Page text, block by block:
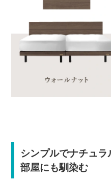
シンプルでナチュ
部屋にも馴染む